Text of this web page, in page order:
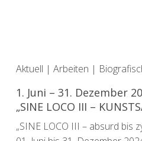
Aktuell | Arbeiten |
1. Juni – 31. Dezember
„SINE LOCO III –
„SINE LOCO III – absurd bis